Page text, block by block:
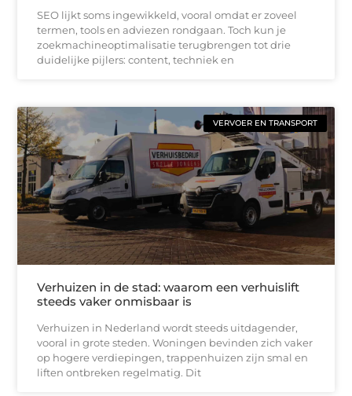
SEO lijkt soms ingewikkeld, vooral omdat er zoveel
termen, tools en adviezen rondgaan. Toch kun je
zoekmachineoptimalisatie terugbrengen tot drie
duidelijke pijlers: content, techniek en
VERVOER EN TRANSPORT
Verhuizen in de stad: waarom een verhuislift
steeds vaker onmisbaar is
Verhuizen in Nederland wordt steeds uitdagender,
vooral in grote steden. Woningen bevinden zich vaker
op hogere verdiepingen, trappenhuizen zijn smal en
liften ontbreken regelmatig. Dit